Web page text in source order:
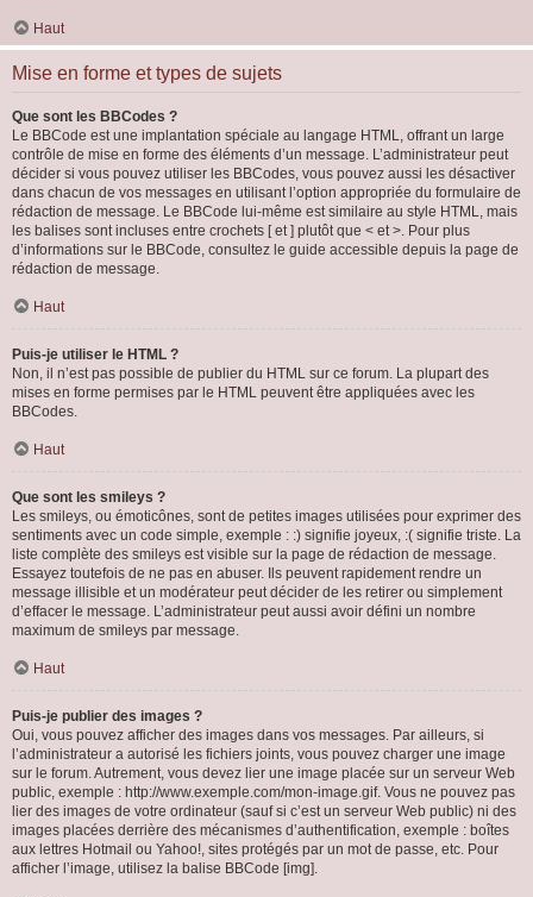
Haut
Mise en forme et types de sujets
Que sont les BBCodes ?
Le BBCode est une implantation spéciale au langage HTML, offrant un large
contrôle de mise en forme des éléments d’un message. L’administrateur peut
décider si vous pouvez utiliser les BBCodes, vous pouvez aussi les désactiver
dans chacun de vos messages en utilisant l’option appropriée du formulaire de
rédaction de message. Le BBCode lui-même est similaire au style HTML, mais
les balises sont incluses entre crochets [ et ] plutôt que < et >. Pour plus
d’informations sur le BBCode, consultez le guide accessible depuis la page de
rédaction de message.
Haut
Puis-je utiliser le HTML ?
Non, il n’est pas possible de publier du HTML sur ce forum. La plupart des
mises en forme permises par le HTML peuvent être appliquées avec les
BBCodes.
Haut
Que sont les smileys ?
Les smileys, ou émoticônes, sont de petites images utilisées pour exprimer des
sentiments avec un code simple, exemple : :) signifie joyeux, :( signifie triste. La
liste complète des smileys est visible sur la page de rédaction de message.
Essayez toutefois de ne pas en abuser. Ils peuvent rapidement rendre un
message illisible et un modérateur peut décider de les retirer ou simplement
d’effacer le message. L’administrateur peut aussi avoir défini un nombre
maximum de smileys par message.
Haut
Puis-je publier des images ?
Oui, vous pouvez afficher des images dans vos messages. Par ailleurs, si
l’administrateur a autorisé les fichiers joints, vous pouvez charger une image
sur le forum. Autrement, vous devez lier une image placée sur un serveur Web
public, exemple : http://www.exemple.com/mon-image.gif. Vous ne pouvez pas
lier des images de votre ordinateur (sauf si c’est un serveur Web public) ni des
images placées derrière des mécanismes d’authentification, exemple : boîtes
aux lettres Hotmail ou Yahoo!, sites protégés par un mot de passe, etc. Pour
afficher l’image, utilisez la balise BBCode [img].